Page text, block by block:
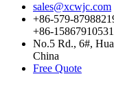
sales@xcwjc.com
+86-579-
+86-15867910531
No.5 Rd., 6#,
China
Free Quote